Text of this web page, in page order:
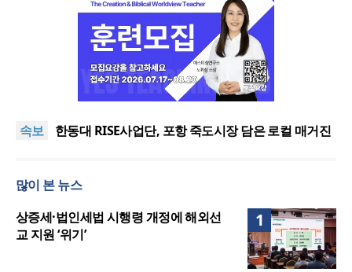
속보
느헤미야 연합기도회, ‘왕의 기도’로 나라·한국교회·다
여”
한동대 RISE사업단, 포항 죽도시장 담은 로컬 매거진
느헤미야 연합기도회, ‘왕의 기도’로 나라·한국교회·다
세기총 “자유를 지키며 하나 된 희망의 미래를 향하
여”
많이 본 뉴스
1
상증세·법인세법 시행령 개정에 해외선
교 지원 ‘위기’